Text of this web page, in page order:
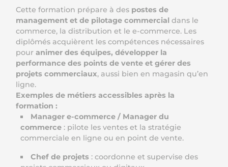
Cette formation prépare à des postes de
management et de pilotage commercial dans le
commerce, la distribution et le e-commerce. Les
diplômés acquièrent les compétences nécessaires
pour animer des équipes, développer la
performance des points de vente et gérer des
projets commerciaux, aussi bien en magasin qu’en
ligne.
Exemples de métiers accessibles après la
formation :
Manager e-commerce / Manager du
commerce: pilote les ventes et la stratégie
commerciale en ligne ou en point de vente.
Chef de projets : coordonne et supervise des